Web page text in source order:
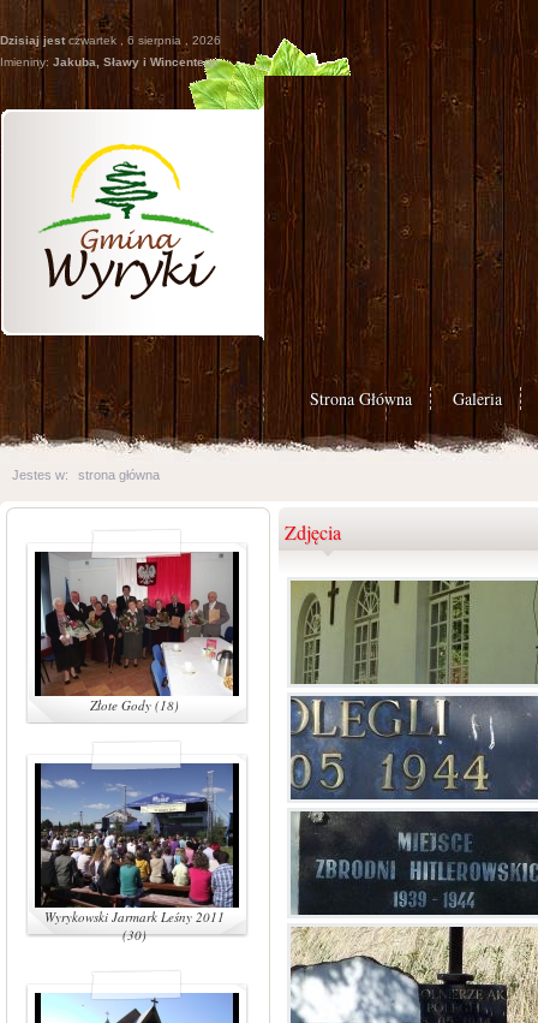
Dzisiaj jest czwartek , 6 sierpnia , 2026
Imieniny: Jakuba, Sławy i Wincentego
Strona Główna Galeria
Jestes w: strona główna
Złote Gody (18)
Wyrykowski Jarmark Leśny 2011
(30)
Zdjęcia